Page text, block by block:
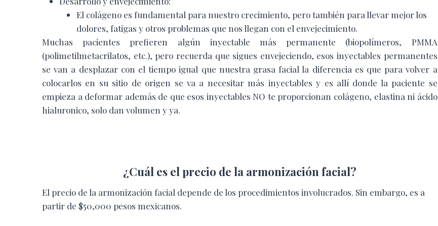
El colágeno es fundamental para nuestro crecimiento, pero también para llevar mejor los
dolores, fatigas y otros problemas que nos llegan con el envejecimiento.
Muchas pacientes prefieren algún inyectable más permanente (biopolímeros, PMMA
(polimetilmetacrilatos, etc.), pero recuerda que sigues envejeciendo, esos inyectables permanentes
se van a desplazar con el tiempo igual que nuestra grasa facial la diferencia es que para volver a
colocarlos en su sitio de origen se va a necesitar más inyectables y es allí donde la paciente se
empieza a deformar además de que esos inyectables NO te proporcionan colágeno, elastina ni ácido
hialuronico, solo dan volumen y ya.
¿Cuál es el precio de la armonización facial?
El precio de la armonización facial depende de los procedimientos involucrados. Sin embargo, es a
partir de $50,000 pesos mexicanos.